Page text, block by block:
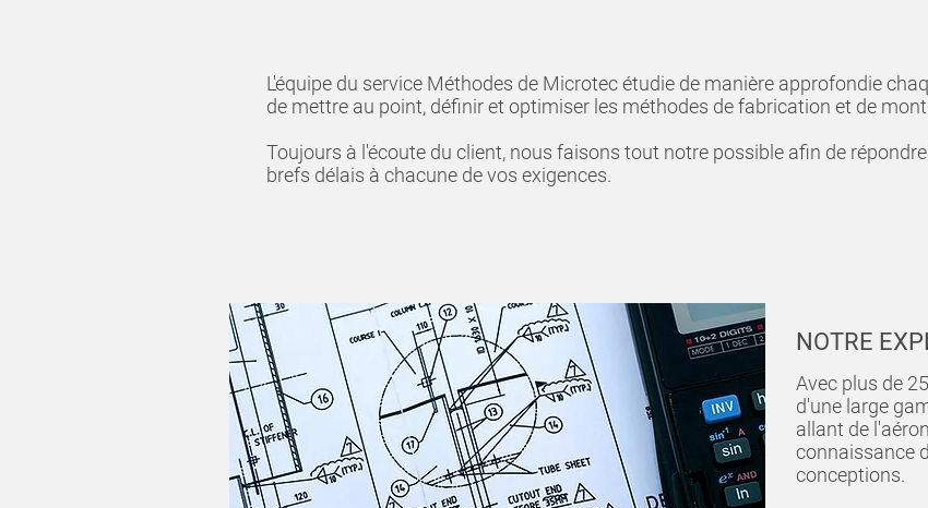
L'équipe du service Méthodes de Microtec étudie de manière approfondie
de mettre au point, définir et optimiser les méthodes de fabrication et de
Toujours à l'écoute du client, nous faisons tout notre possible afin de
brefs délais à chacune de vos exigences.
NOTRE
Avec plus de
d'une large
allant de
connaissance
conceptions.